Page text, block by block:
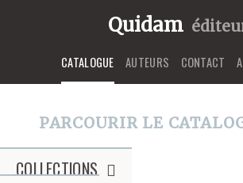
Quidam
CATALOGUE AUTEURS CONTACT
PARCOURIR LE
COLLECTIONS